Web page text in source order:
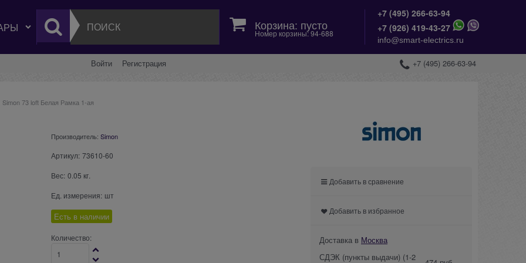
Корзина: пусто
Номер корзины: 94-688
+7 (495) 266-63-94
+7 (926) 419-43-27
info@smart-electrics.ru
Войти Регистрация +7 (495) 266-63-94
Simon 73 loft Белая Рамка 1-ая
Производитель: Simon
Артикул: 73610-60
Вес: 0.05 кг.
Ед. измерения: шт
Есть в наличии
Количество:
Добавить в сравнение
Добавить в избранное
Доставка в Москва
СДЭК (пункты выдачи) (1-2